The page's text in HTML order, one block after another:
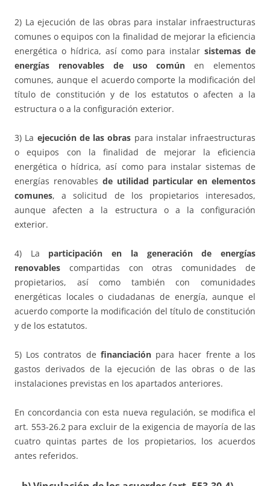
2) La ejecución de las obras para instalar infraestructuras
comunes o equipos con la finalidad de mejorar la eficiencia
energética o hídrica, así como para instalarsistemas de
energías renovables de uso común en elementos
comunes, aunque el acuerdo comporte la modificación del
título de constitución y de los estatutos o afecten a la
estructura o a la configuración exterior.
3) La ejecución de las obras para instalar infraestructuras
o equipos con la finalidad de mejorar la eficiencia
energética o hídrica, así como para instalar sistemas de
energías renovables de utilidad particular en elementos
comunes, a solicitud de los propietarios interesados,
aunque afecten a la estructura o a la configuración
exterior.
4) La participación en la generación de energías
renovables compartidas con otras comunidades de
propietarios, así como también con comunidades
energéticas locales o ciudadanas de energía, aunque el
acuerdo comporte la modificación del título de constitución
y de los estatutos.
5) Los contratos de financiaciónpara hacer frente a los
gastos derivados de la ejecución de las obras o de las
instalaciones previstas en los apartados anteriores.
En concordancia con esta nueva regulación, se modifica el
art. 553-26.2 para excluir de la exigencia de mayoría de las
cuatro quintas partes de los propietarios, los acuerdos
antes referidos.